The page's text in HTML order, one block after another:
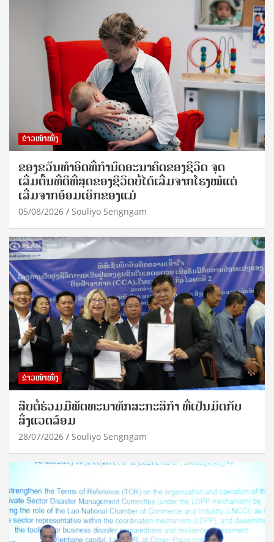
ຂ່າວໜ້າໜຶ່ງ
ຂອງຂວັນທໍາອິດທີ່ກໍານົດອະນາຄົດຂອງຊີວິດ ຈຸດ
ເລີ່ມຕົ້ນທີ່ດີທີ່ສຸດຂອງຊີວິດບໍ່ໄດ້ເລີ່ມຈາກໂຮງໝໍແຕ່
ເລີ່ມຈາກອ້ອມເອິກຂອງແມ່
05/08/2026 Souliyo Sengngam
ຂ່າວໜ້າໜຶ່ງ
ສືບຕໍ່ຮ່ວມມືພັດທະນາທັກສະກະສິກຳ ທີ່ເປັນມິດກັບ
ສິ່ງແວດລ້ອມ
28/07/2026 Souliyo Sengngam